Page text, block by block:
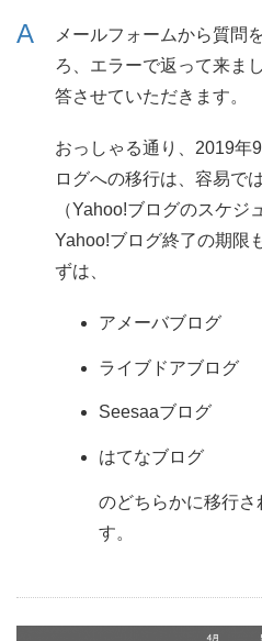
メールフォームから質問
ろ、エラーで返って来ま
答させていただきます。
おっしゃる通り、2019年
ログへの移行は、容易で
（Yahoo!ブログのスケジ
Yahoo!ブログ終了の期限
ずは、
アメーバブログ
ライブドアブログ
Seesaaブログ
はてなブログ
のどちらかに移行さ
す。